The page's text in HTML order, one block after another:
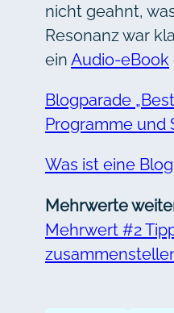
nicht geahnt,
Resonanz war
ein Audio-eBook
Blogparade
Programme und
Was ist eine
Mehrwerte
Mehrwert #2